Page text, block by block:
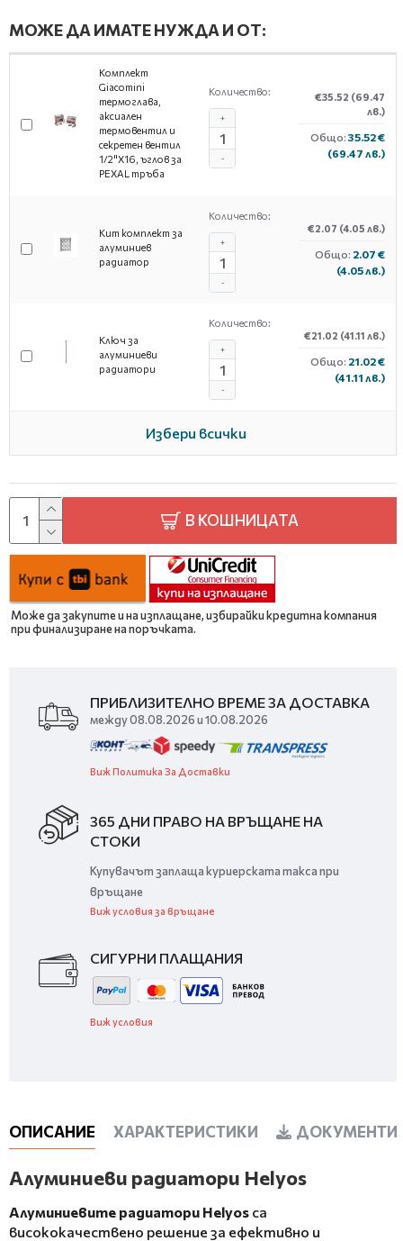
МОЖЕ ДА ИМАТЕ НУЖДА И ОТ:
Комплект
Giacomini
термоглава,
аксиален
термовентил и
секретен вентил
1/2"X16, ъглов за
PEXAL тръба
Количество:
-
+
€35.52 (69.47
лв.)
Общо: 35.52 €
(69.47 лв.)
Кит комплект за
алуминиев
радиатор
Количество:
-
+
€2.07 (4.05 лв.)
Общо: 2.07 €
(4.05 лв.)
Ключ за
алуминиеви
радиатори
Количество:
-
+
€21.02 (41.11 лв.)
Общо: 21.02 €
(41.11 лв.)
Избери всички
В КОШНИЦАТА
Може да закупите и на изплащане, избирайки кредитна компания
при финализиране на поръчката.
ПРИБЛИЗИТЕЛНО ВРЕМЕ ЗА ДОСТАВКА
между 08.08.2026 и 10.08.2026
Виж Политика За Доставки
365 ДНИ ПРАВО НА ВРЪЩАНЕ НА
СТОКИ
Купувачът заплаща куриерската такса при
връщане
Виж условия за връщане
СИГУРНИ ПЛАЩАНИЯ
Виж условия
ОПИСАНИЕ ХАРАКТЕРИСТИКИ ДОКУМЕНТИ
Алуминиеви радиатори Helyos
Алуминиевите радиатори Helyos са
висококачествено решение за ефективно и